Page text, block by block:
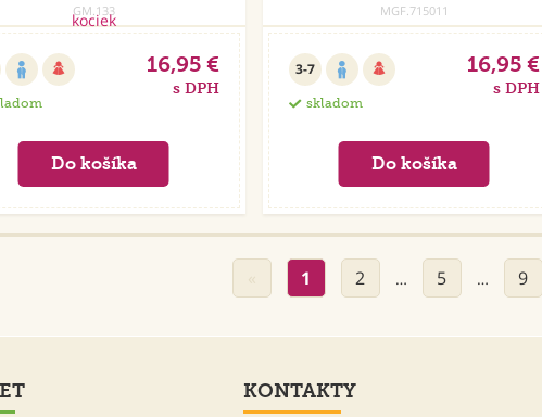
GM.133
16,95 €
s DPH
MGF.715011
3-7
skladom
16,95 €
s DPH
1 2 … 5 … 9
KONTAKTY